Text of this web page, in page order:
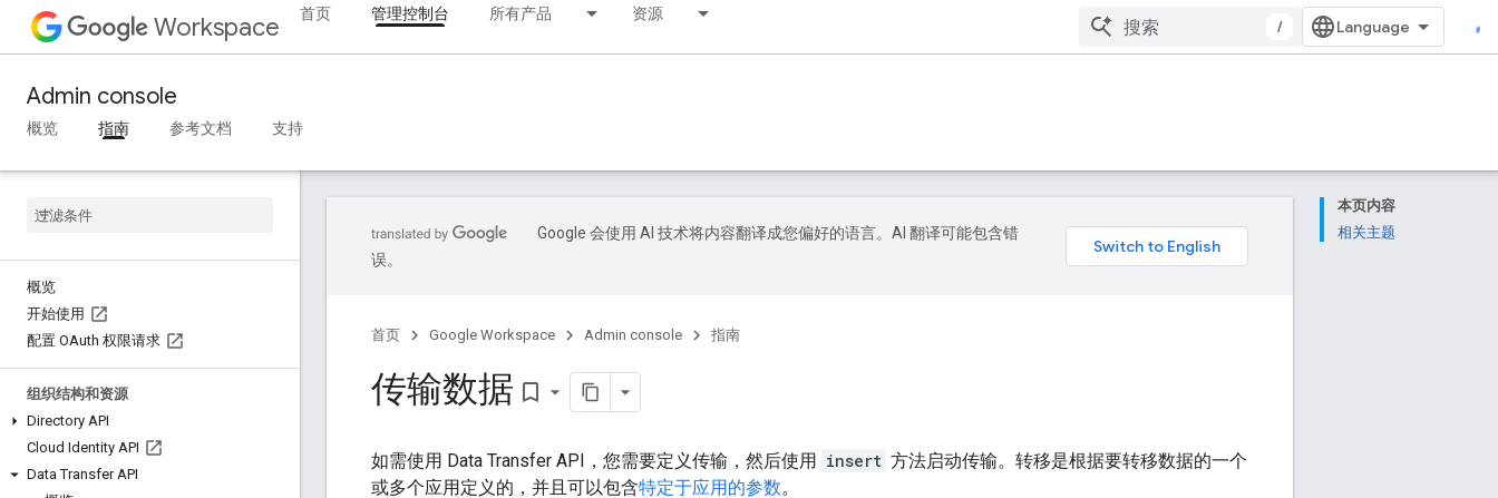
Workspace 首页 管理控制台 所有产品 资源
/
Admin console
概览 指南 参考文档 支持
概览
开始使用
配置 OAuth 权限请求
组织结构和资源
Directory API
Cloud Identity API
Data Transfer API
本页内容
相关主题
Google 会使用 AI 技术将内容翻译成您偏好的语言。AI 翻译可能包含错
误。
首页 Google Workspace Admin console 指南
传输数据 bookmark_border
如需使用 Data Transfer API，您需要定义传输，然后使用 insert 方法启动传输。转移是根据要转移数据的一个
或多个应用定义的，并且可以包含特定于应用的参数。